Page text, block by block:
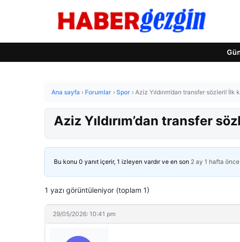
Ana sayfa › Forumlar › Spor › Aziz Yıldırım’dan transfer sözleri! İlk
Aziz Yıldırım’dan transfer
Bu konu 0 yanıt içerir, 1 izleyen vardır ve en son 2 ay 1 hafta önce
1 yazı görüntüleniyor (toplam 1)
29/05/2026: 10:41 pm